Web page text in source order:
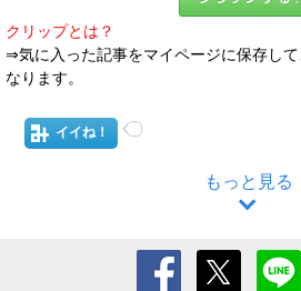
クリップとは？
⇒気に入った記事をマイページに保存し
なります。
イイね！
もっと見る